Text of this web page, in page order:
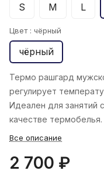
S M L
Цвет : чёрный
чёрный
Термо рашгард
регулирует
Идеален для занятий
качестве термобелья.
Все описание
2 700 ₽